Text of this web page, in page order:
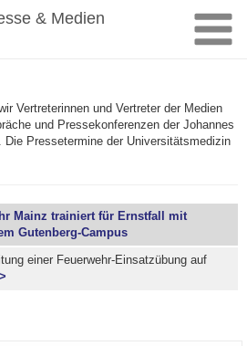
& Medien
Vertreterinnen und Vertreter der Medien
und Pressekonferenzen der Johannes
Die Pressetermine der Universitätsmedizin
Mainz trainiert für Ernstfall mit
Gutenberg-Campus
einer Feuerwehr-Einsatzübung auf